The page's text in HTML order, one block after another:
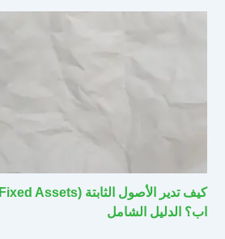
اب؟ الدليل الشامل